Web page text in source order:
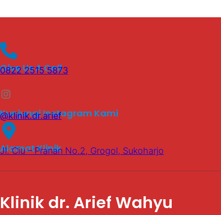
Give Us A Call
0822 2515 5873
Instagram
Kunjungi Instagram Kami
@klinik.dr.arief
Alamat Klinik
Jl. Ciu – Pranan No.2, Grogol, Sukoharjo
Klinik dr. Arief Wahyu